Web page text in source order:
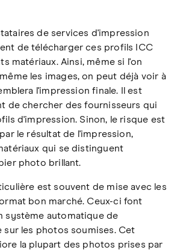
de services d'impression
de télécharger ces profils ICC
matériaux. Ainsi, même si l'on
les images, on peut déjà voir à
l'impression finale. Il est
de chercher des fournisseurs qui
d'impression. Sinon, le risque est
le résultat de l'impression,
qui se distinguent
photo brillant.
est souvent de mise avec les
bon marché. Ceux-ci font
système automatique de
sur les photos soumises. Cet
la plupart des photos prises par